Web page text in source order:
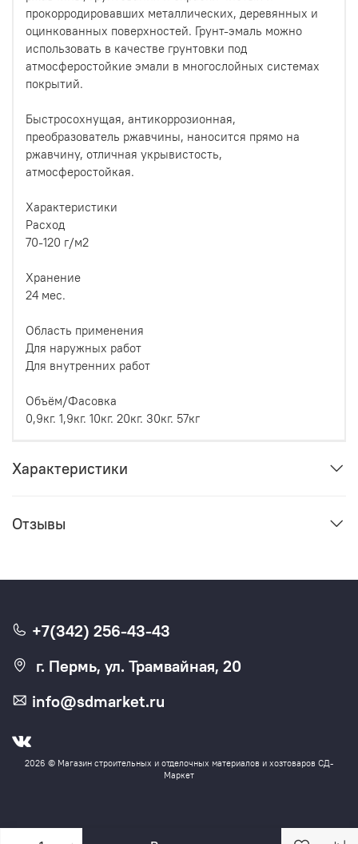
прокорродировавших металлических, деревянных и
оцинкованных поверхностей. Грунт-эмаль можно
использовать в качестве грунтовки под
атмосферостойкие эмали в многослойных системах
покрытий.
Быстросохнущая, антикоррозионная,
преобразователь ржавчины, наносится прямо на
ржавчину, отличная укрывистость,
атмосферостойкая.
Характеристики
Расход
70-120 г/м2
Хранение
24 мес.
Область применения
Для наружных работ
Для внутренних работ
Объём/Фасовка
0,9кг. 1,9кг. 10кг. 20кг. 30кг. 57кг
Характеристики
Отзывы
2026 © Магазин строительных и отделочных материалов и хозтоваров СД-
Маркет
+7(342) 256-43-43
г. Пермь, ул. Трамвайная, 20
info@sdmarket.ru